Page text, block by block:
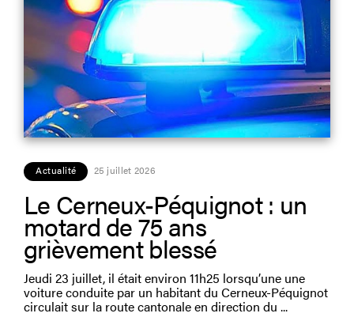
Actualité 25 juillet 2026
Le Cerneux-Péquignot : un
motard de 75 ans
grièvement blessé
Jeudi 23 juillet, il était environ 11h25 lorsqu’une une
voiture conduite par un habitant du Cerneux-Péquignot
circulait sur la route cantonale en direction du